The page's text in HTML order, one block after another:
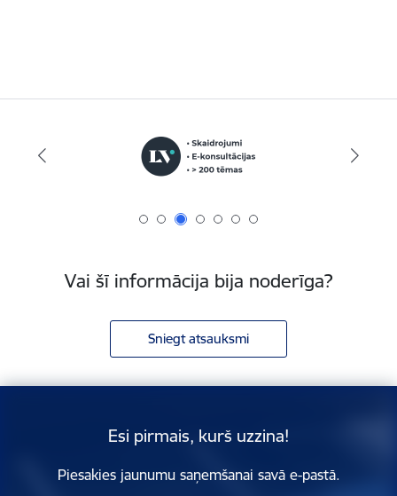
Vai šī informācija bija noderīga?
Sniegt atsauksmi
Esi pirmais, kurš uzzina!
Piesakies jaunumu saņemšanai savā e-pastā.